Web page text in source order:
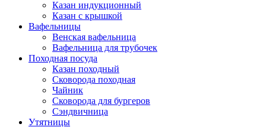
Казан индукционный
Казан с крышкой
Вафельницы
Венская вафельница
Вафельница для трубочек
Походная посуда
Казан походный
Сковорода походная
Чайник
Сковорода для бургеров
Сэндвичница
Утятницы